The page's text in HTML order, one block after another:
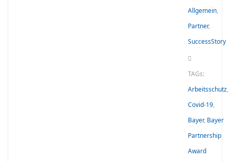
Allgemein,
Partner,
SuccessStory
TAGs:
Arbeitsschutz,
Covid-19,
Bayer, Bayer
Partnership
Award